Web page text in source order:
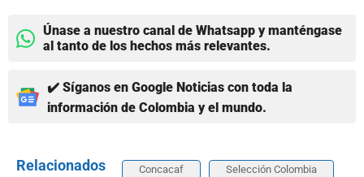
Únase a nuestro canal de Whatsapp y manténgase
al tanto de los hechos más relevantes.
✔️ Síganos en Google Noticias con toda la
información de Colombia y el mundo.
Relacionados Concacaf Selección Colombia